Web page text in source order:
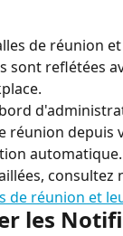
de réunion
sont reflétées
réunion
automatique.
consultez
de réunion et
les